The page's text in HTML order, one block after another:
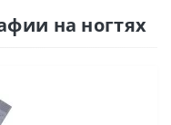
на ногтях